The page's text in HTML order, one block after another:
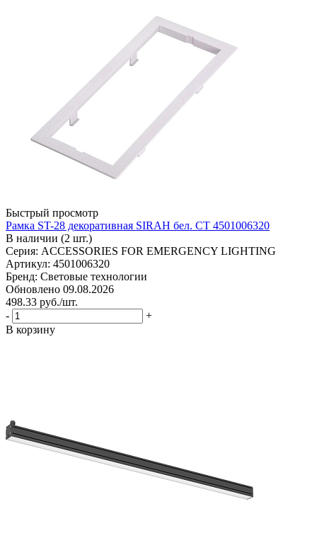
Быстрый просмотр
Рамка ST-28 декоративная SIRAH бел. СТ 4501006320
В наличии (2 шт.)
Серия: ACCESSORIES FOR EMERGENCY LIGHTING
Артикул: 4501006320
Бренд: Световые технологии
Обновлено 09.08.2026
498.33 руб./шт.
-
+
В корзину